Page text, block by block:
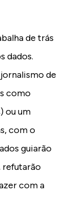
de trás
dados.
de
como
ou um
com o
guiarão
refutarão
com a